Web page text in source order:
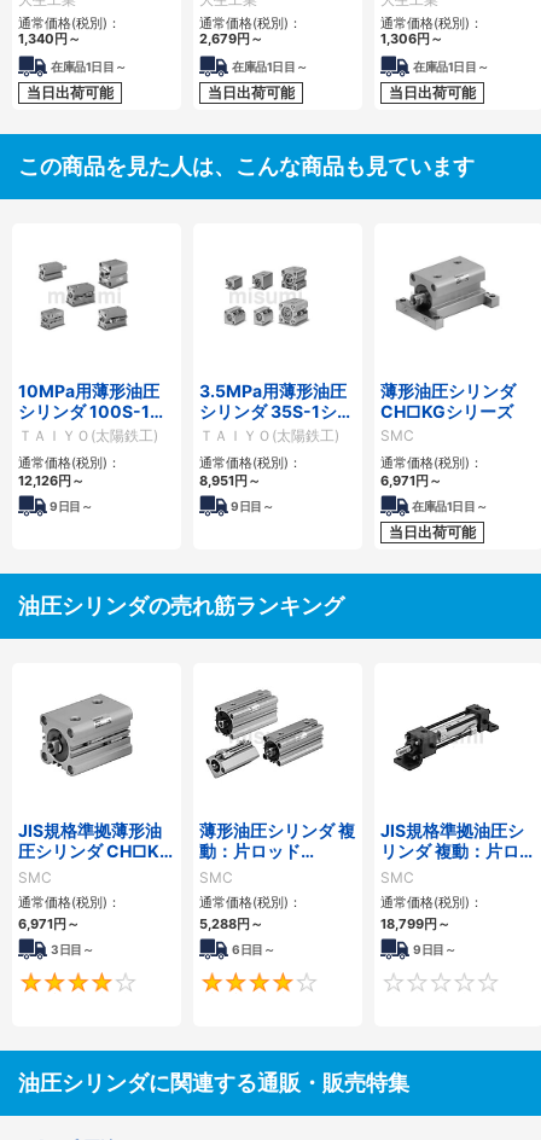
通常価格(税別)：
1,340 円 ～
在庫品1日目～
当日出荷可能
通常価格(税別)：
2,679円 ～
在庫品1日目～
当日出荷可能
通常価格(税別)：
1,306円 ～
在庫品1日目～
当日出荷可能
この商品を見た人は、こんな商品も見ています
10MPa用薄形油圧
シリンダ 100S-1シ
リーズ
ＴＡＩＹＯ(太陽鉄工)
通常価格(税別)：
12,126円 ～
9日目～
3.5MPa用薄形油圧
シリンダ 35S-1シリ
ーズ
ＴＡＩＹＯ(太陽鉄工)
通常価格(税別)：
8,951円 ～
9日目～
薄形油圧シリンダ
CH□KGシリーズ
SMC
通常価格(税別)：
6,971円 ～
在庫品1日目～
当日出荷可能
油圧シリンダの売れ筋ランキング
JIS規格準拠薄形油
圧シリンダ CH□KD
シリーズ
SMC
通常価格(税別)：
6,971円 ～
3日目～
4
薄形油圧シリンダ 複
動：片ロッド
CH□QBシリーズ
SMC
通常価格(税別)：
5,288円 ～
6日目～
4
JIS規格準拠油圧シ
リンダ 複動：片ロッ
ド CH2E・CH2F・
CH2G・CH2Hシリ
ーズ
SMC
通常価格(税別)：
18,799円 ～
9日目～
油圧シリンダに関連する通販・販売特集